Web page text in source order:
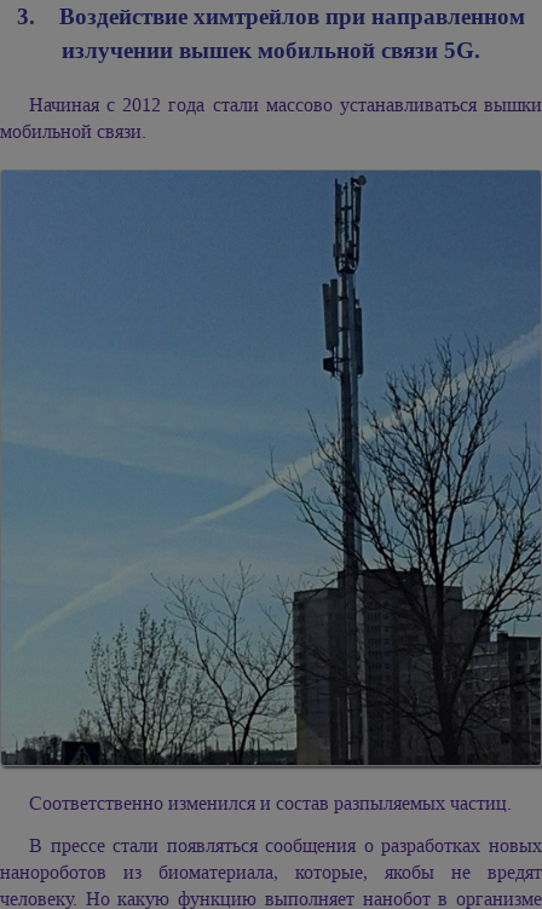
3. Воздействие химтрейлов при направленном
излучении вышек мобильной связи 5G.
Начиная с 2012 года стали массово устанавливаться вышки
мобильной связи.
Соответственно изменился и состав разпыляемых частиц.
В прессе стали появляться сообщения о разработках новых
нанороботов из биоматериала, которые, якобы не вредят
человеку. Но какую функцию выполняет нанобот в организме